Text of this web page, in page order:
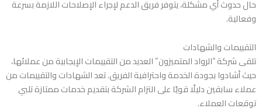
حال حدوث أي مشكلة، يتوفر فريق الدعم لإجراء الإصلاحات اللازمة بسرعة
وفعالية.
التقييمات والشهادات
تلقى شركة “الرواد المتميزون” العديد من التقييمات الإيجابية من عملائها،
حيث أشادوا بجودة الخدمة واحترافية الفريق. تعد الشهادات والتقييمات من
عملاء سابقين دليلًا قويًا على التزام الشركة بتقديم خدمات ممتازة تلبي
توقعات العملاء.